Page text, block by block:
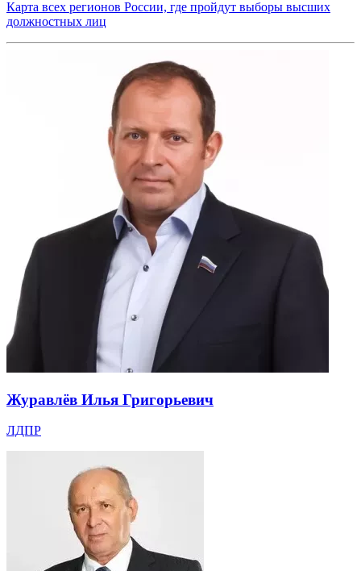
Карта всех регионов России, где пройдут выборы высших
должностных лиц
Журавлёв Илья Григорьевич
ЛДПР